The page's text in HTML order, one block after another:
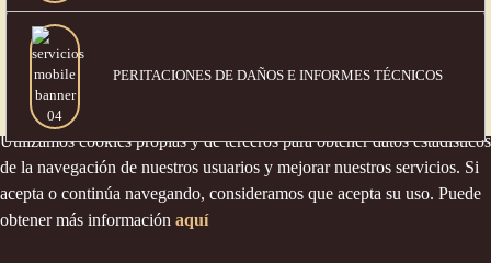
PERITACIONES DE DAÑOS E INFORMES TÉCNICOS
Política de cookies
Utilizamos cookies propias y de terceros para obtener datos estadísticos
de la navegación de nuestros usuarios y mejorar nuestros servicios. Si
acepta o continúa navegando, consideramos que acepta su uso. Puede
obtener más información aquí